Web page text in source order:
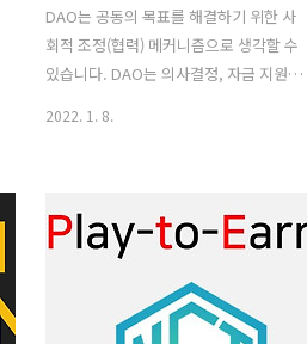
성된 Friends With Benefits DAO 회원
은 토큰 게이트 이벤트, 마스터마인드 토
론 등을 독점적으로 이용할..
DAO는 공동의 목표를 해결하기 위한 사
회적 조정(협력) 메커니즘으로 생각할 수
있습니다. DAO는 의사결정, 자금 지원 및
양한 유형이 있으며, 모두 중요한 개념을
커뮤니티가 가장 원하는 바에 따라 논의,
메커니즘의 역할을 합니다. DAO(다오,
탈중앙화 자율 조직)에 대한 상세한 정리
2022. 1. 8.